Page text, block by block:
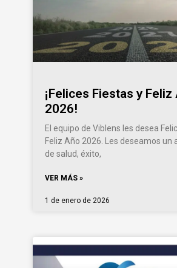
¡Felices Fiestas y Feliz
2026!
El equipo de Viblens les desea
Feliz Año 2026. Les deseamos un
de salud, éxito,
VER MÁS »
1 de enero de 2026